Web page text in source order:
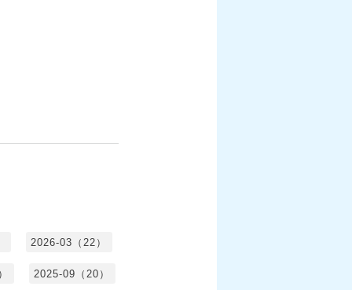
2026-03（22）
2025-09（20）